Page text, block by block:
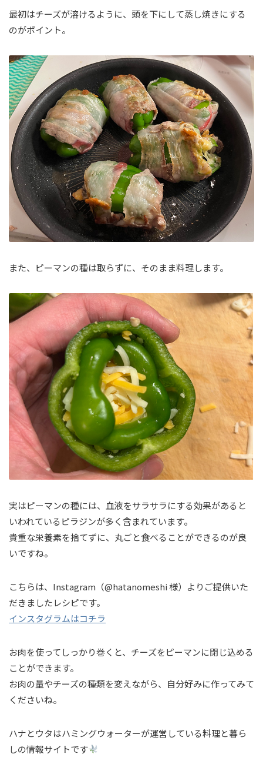
最初はチーズが溶けるように、頭を下にして蒸し焼きにする
のがポイント。
また、ピーマンの種は取らずに、そのまま料理します。
実はピーマンの種には、血液をサラサラにする効果があると
いわれているピラジンが多く含まれています。
貴重な栄養素を捨てずに、丸ごと食べることができるのが良
いですね。
こちらは、Instagram（@hatanomeshi 様）よりご提供いた
だきましたレシピです。
インスタグラムはコチラ
お肉を使ってしっかり巻くと、チーズをピーマンに閉じ込める
ことができます。
お肉の量やチーズの種類を変えながら、自分好みに作ってみて
くださいね。
ハナとウタはハミングウォーターが運営している料理と暮ら
しの情報サイトです